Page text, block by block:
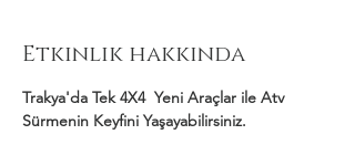
Etkinlik hakkında
Trakya'da Tek 4X4  Yeni Araçlar ile Atv
Sürmenin Keyfini Yaşayabilirsiniz.